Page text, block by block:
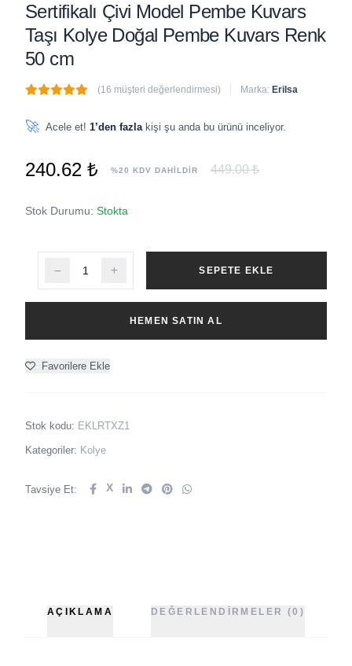
Sertifikalı Çivi Model Pembe Kuvars
Taşı Kolye Doğal Pembe Kuvars Renk
50 cm
(16 müşteri değerlendirmesi) Marka: Erilsa
🚀 Acele et! 1’den fazla kişi şu anda bu ürünü inceliyor.
240.62 ₺ %20 KDV DAHİLDİR 449.00 ₺
Stok Durumu: Stokta
SEPETE EKLE
HEMEN SATIN AL
Favorilere Ekle
Stok kodu: EKLRTXZ1
Kategoriler: Kolye
Tavsiye Et: X
AÇIKLAMA DEĞERLENDIRMELER (0)